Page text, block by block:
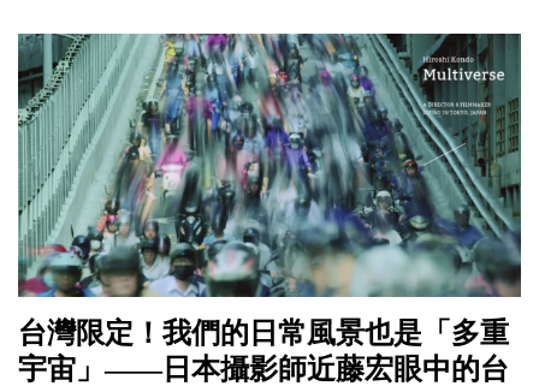
台灣限定！我們的日常風景也是「多重
宇宙」——日本攝影師近藤宏眼中的台